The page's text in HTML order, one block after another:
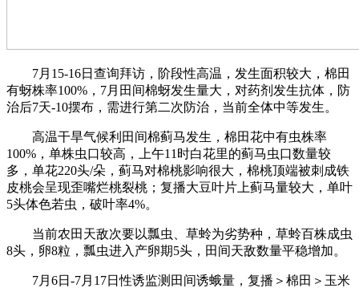
7月15-16日查询拜访，阶段性高温，发生面积较大，棉田
有蚜株率100%，7月田间棉蚜发生量大，对药剂发生抗体，防
治后7天-10摆布，需进行第二次防治，当前全体中等发生。
高温干旱气候利田间棉蓟马发生，棉田花中有虫株率
100%，单株虫口较高，上午11时白花里的蓟马虫口数量较
多，单花220头/朵，蓟马对棉桃影响很大，棉桃顶端被刺成铁
皮桃会呈现歪嘴烂桃裂桃；复播大豆叶片上蓟马量较大，单叶
5头体色若虫，破叶率4%。
当前农田天敌次要以瓢虫、草蛉为劣势种，草蛉百株成虫
8头，卵8粒，瓢虫进入产卵期5头，田间天敌数量平稳增加。
7月6日-7月17日性诱监测田间诱蛾量，复播＞棉田＞玉米